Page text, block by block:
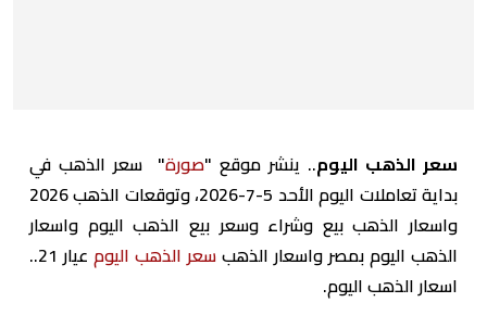
سعر الذهب اليوم.. ينشر موقع "صورة" سعر الذهب في
بداية تعاملات اليوم الأحد 5-7-2026، وتوقعات الذهب 2026
واسعار الذهب بيع وشراء وسعر بيع الذهب اليوم واسعار
الذهب اليوم بمصر واسعار الذهبسعر الذهب اليوم
عيار 21..
اسعار الذهب اليوم.